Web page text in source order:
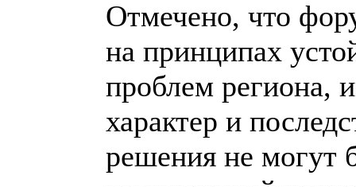
Отмечено, что
на принципах
проблем региона,
характер и
решения не могут